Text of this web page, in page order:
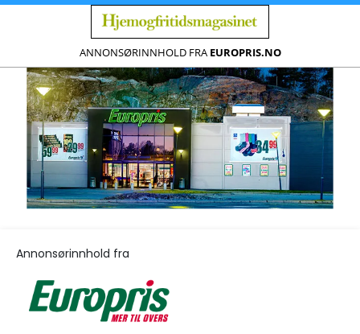
ANNONSØRINNHOLD FRA EUROPRIS.NO
Annonsørinnhold fra